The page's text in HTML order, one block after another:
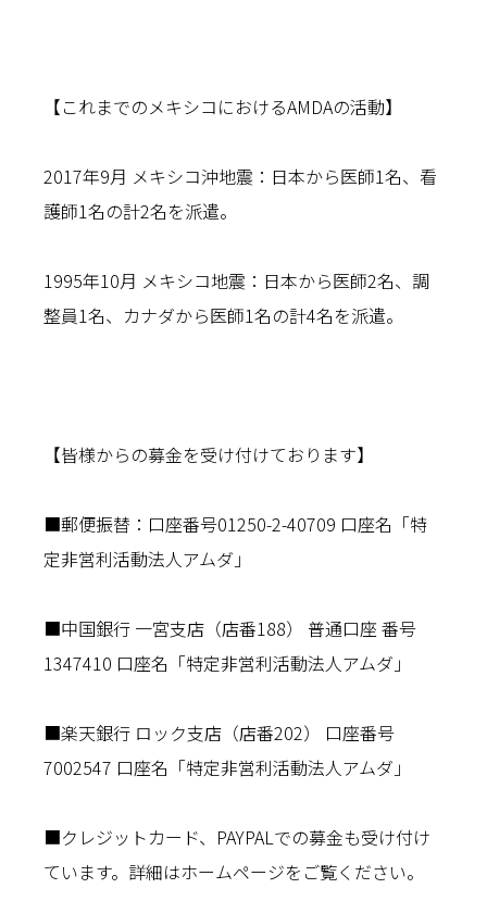
【これまでのメキシコにおけるAMDAの活動】
2017年9月 メキシコ沖地震：日本から医師1名、看
護師1名の計2名を派遣。
1995年10月 メキシコ地震：日本から医師2名、調
整員1名、カナダから医師1名の計4名を派遣。
【皆様からの募金を受け付けております】
■郵便振替：口座番号01250-2-40709 口座名「特
定非営利活動法人アムダ」
■中国銀行 一宮支店（店番188） 普通口座 番号
1347410 口座名「特定非営利活動法人アムダ」
■楽天銀行 ロック支店（店番202） 口座番号
7002547 口座名「特定非営利活動法人アムダ」
■クレジットカード、PAYPALでの募金も受け付け
ています。詳細はホームページをご覧ください。